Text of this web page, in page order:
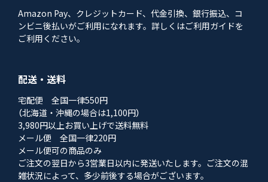
Amazon Pay、クレジットカード、代金引換、銀行振込、コ
ンビニ後払いがご利用になれます。詳しくはご利用ガイドを
ご利用ください。
配送・送料
宅配便 全国一律550円
（北海道・沖縄の場合は1,100円）
3,980円以上お買い上げで送料無料
メール便 全国一律220円
メール便可の商品のみ
ご注文の翌日から3営業日以内に発送いたします。ご注文の混
雑状況によって、多少前後する場合がございます。